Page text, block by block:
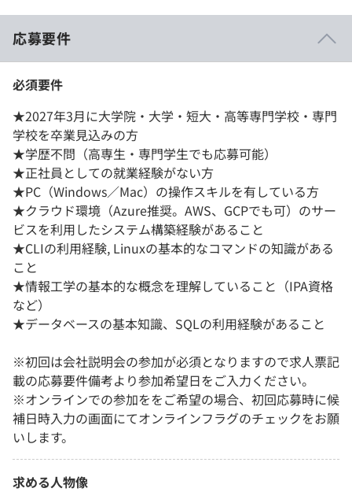
応募要件
必須要件
★2027年3月に大学院・大学・短大・高等専門学校・専門
学校を卒業見込みの方
★学歴不問（高専生・専門学生でも応募可能）
★正社員としての就業経験がない方
★PC（Windows／Mac）の操作スキルを有している方
★クラウド環境（Azure推奨。AWS、GCPでも可）のサー
ビスを利用したシステム構築経験があること
★CLIの利用経験, Linuxの基本的なコマンドの知識がある
こと
★情報工学の基本的な概念を理解していること（IPA資格
など）
★データベースの基本知識、SQLの利用経験があること
※初回は会社説明会の参加が必須となりますので求人票記
載の応募要件備考より参加希望日をご入力ください。
※オンラインでの参加ををご希望の場合、初回応募時に候
補日時入力の画面にてオンラインフラグのチェックをお願
いします。
求める人物像